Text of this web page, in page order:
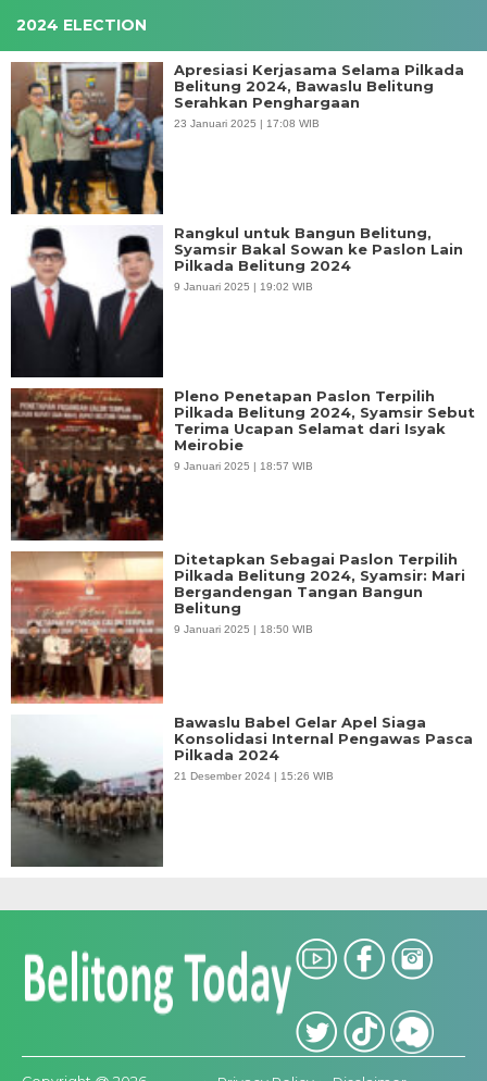
2024 ELECTION
Apresiasi Kerjasama Selama Pilkada
Belitung 2024, Bawaslu Belitung
Serahkan Penghargaan
23 Januari 2025 | 17:08 WIB
Rangkul untuk Bangun Belitung,
Syamsir Bakal Sowan ke Paslon Lain
Pilkada Belitung 2024
9 Januari 2025 | 19:02 WIB
Pleno Penetapan Paslon Terpilih
Pilkada Belitung 2024, Syamsir Sebut
Terima Ucapan Selamat dari Isyak
Meirobie
9 Januari 2025 | 18:57 WIB
Ditetapkan Sebagai Paslon Terpilih
Pilkada Belitung 2024, Syamsir: Mari
Bergandengan Tangan Bangun
Belitung
9 Januari 2025 | 18:50 WIB
Bawaslu Babel Gelar Apel Siaga
Konsolidasi Internal Pengawas Pasca
Pilkada 2024
21 Desember 2024 | 15:26 WIB